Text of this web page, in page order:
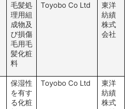
毛髪処
理用組
成物及
び損傷
毛用毛
髪化粧
料
Toyobo Co Ltd
東洋
紡績
株式
会社
保湿性
を有す
る化粧
Toyobo Co Ltd
東洋
紡績
株式